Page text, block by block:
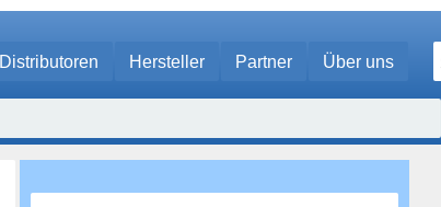
Distributoren Hersteller Partner Über uns